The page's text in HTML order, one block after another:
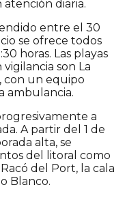
diaria.
entre el 30
se ofrece todos
horas. Las playas
son La
con un equipo
ambulancia.
a
A partir del 1 de
alta, se
del litoral como
del Port, la cala
Blanco.